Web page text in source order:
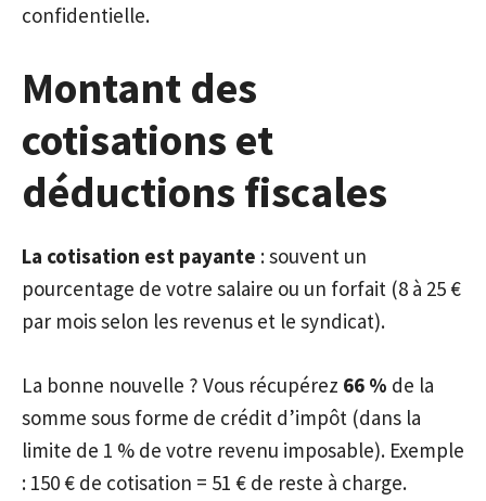
confidentielle.
Montant des
cotisations et
déductions fiscales
La cotisation est payante : souvent un
pourcentage de votre salaire ou un forfait (8 à 25 €
par mois selon les revenus et le syndicat).
La bonne nouvelle ? Vous récupérez 66 % de la
somme sous forme de crédit d’impôt (dans la
limite de 1 % de votre revenu imposable). Exemple
: 150 € de cotisation = 51 € de reste à charge.